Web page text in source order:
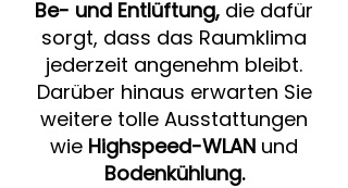
Be- und Entlüftung, die dafür
sorgt, dass das Raumklima
jederzeit angenehm bleibt.
Darüber hinaus erwarten Sie
weitere tolle Ausstattungen
wie Highspeed-WLAN und
Bodenkühlung.